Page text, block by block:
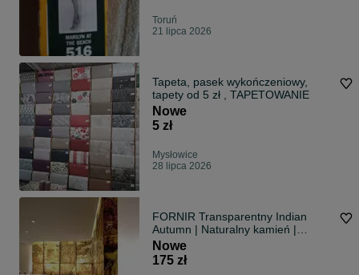
Toruń
21 lipca 2026
Tapeta, pasek wykończeniowy,
tapety od 5 zł , TAPETOWANIE
Nowe
5 zł
Mysłowice
28 lipca 2026
FORNIR Transparentny Indian
Autumn | Naturalny kamień |
305x122x0,2 cm
Nowe
175 zł